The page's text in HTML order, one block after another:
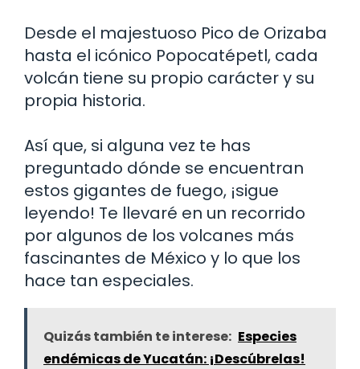
Desde el majestuoso Pico de Orizaba
hasta el icónico Popocatépetl, cada
volcán tiene su propio carácter y su
propia historia.
Así que, si alguna vez te has
preguntado dónde se encuentran
estos gigantes de fuego, ¡sigue
leyendo! Te llevaré en un recorrido
por algunos de los volcanes más
fascinantes de México y lo que los
hace tan especiales.
Quizás también te interese: Especies
endémicas de Yucatán: ¡Descúbrelas!